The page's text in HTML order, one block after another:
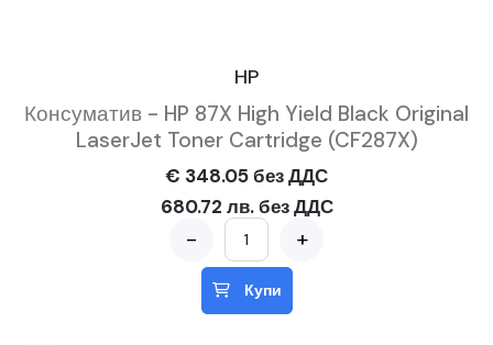
HP
Консуматив - HP 87X High Yield Black Original
LaserJet Toner Cartridge (CF287X)
€ 348.05 без ДДС
680.72 лв. без ДДС
- +
Купи